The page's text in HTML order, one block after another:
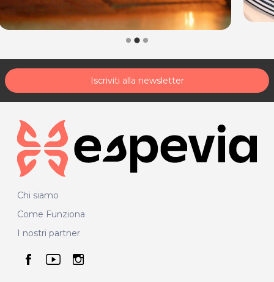
Iscriviti alla newsletter
Chi siamo
Come Funziona
I nostri partner
seguici su facebook
seguici su youtube
seguici su instagram